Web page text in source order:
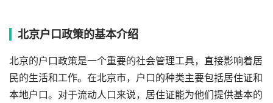
北京户口政策的基本介绍
北京的户口政策是一个重要的社会管理工具，直接影响着居
民的生活和工作。在北京市，户口的种类主要包括居住证和
本地户口。对于流动人口来说，居住证能为他们提供基本的